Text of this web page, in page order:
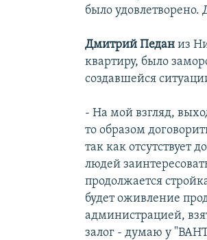
было удовлетворено.
Дмитрий Педан из
квартиру, было
создавшейся
- На мой взгляд,
то образом
так как отсутствует
людей
продолжается
будет оживление
администрацией,
залог - думаю у